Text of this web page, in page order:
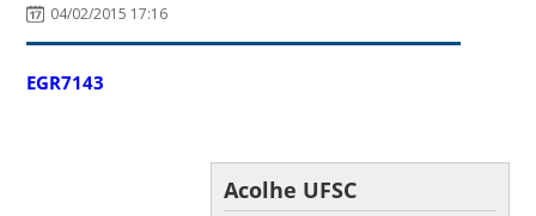
04/02/2015 17:16
EGR7143
Acolhe UFSC